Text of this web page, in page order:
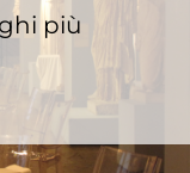
più